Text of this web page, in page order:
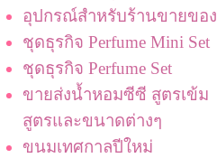
อุปกรณ์สำหรับร้านขายของ
ชุดธุรกิจ Perfume Mini Set
ชุดธุรกิจ Perfume Set
ขายส่งน้ำหอมซีซี สูตรเข้ม
สูตรและขนาดต่างๆ
ขนมเทศกาลปีใหม่